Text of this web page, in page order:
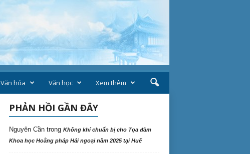
Văn hóa Văn học Xem thêm
PHẢN HỒI GẦN ĐÂY
Nguyên Cầntrong Không khí chuẩn bị cho Tọa đàm
Khoa học Hoằng pháp Hải ngoại năm 2025 tại Huế